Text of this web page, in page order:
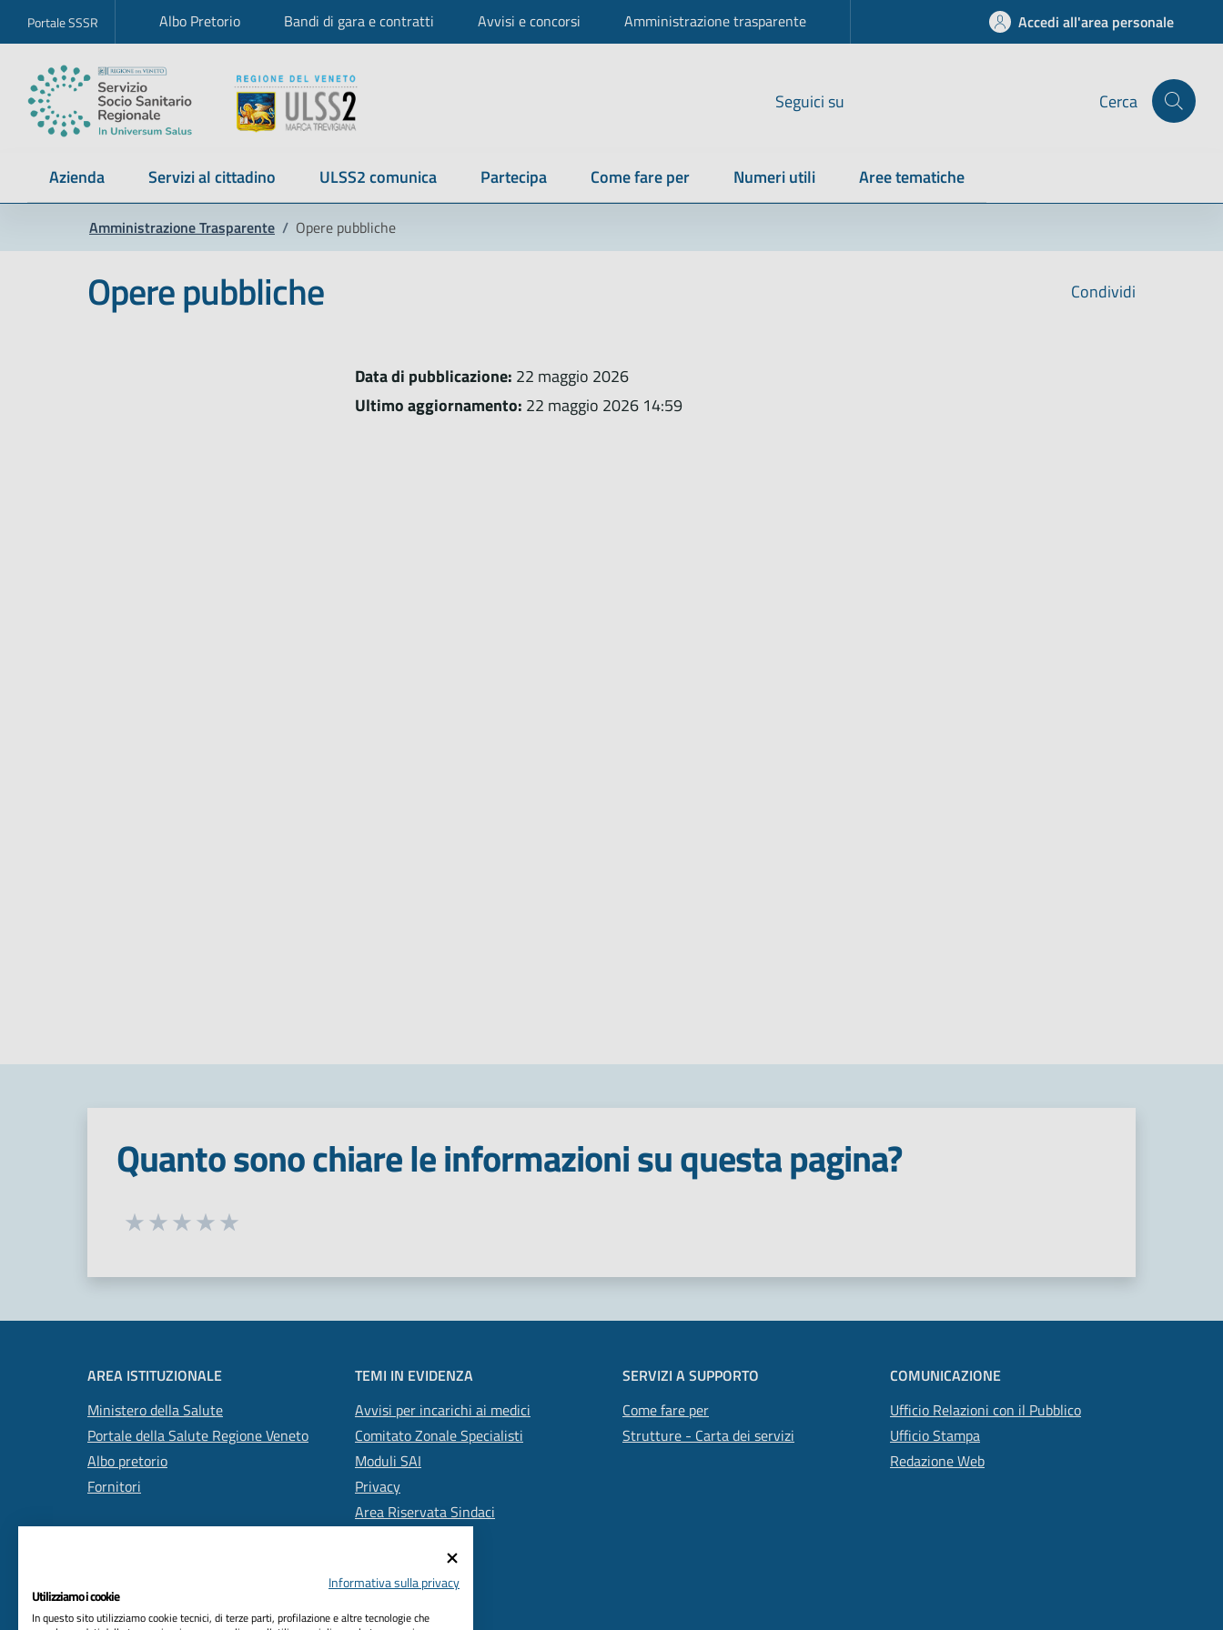
Portale SSSR Albo Pretorio Bandi di gara e contratti Avvisi e concorsi Amministrazione trasparente Accedi all'area personale
Seguici su Cerca
Azienda Servizi al cittadino ULSS2 comunica Partecipa Come fare per Numeri utili Aree tematiche
Amministrazione Trasparente / Opere pubbliche
Condividi
Opere pubbliche
Data di pubblicazione: 22 maggio 2026
Ultimo aggiornamento: 22 maggio 2026 14:59
Quanto sono chiare le informazioni su questa pagina?
Seleziona una valutazione da 1 a 5 stelle
AREA ISTITUZIONALE
Ministero della Salute
Portale della Salute Regione Veneto
Albo pretorio
Fornitori
TEMI IN EVIDENZA
Avvisi per incarichi ai medici
Comitato Zonale Specialisti
Moduli SAI
Privacy
Area Riservata Sindaci
SERVIZI A SUPPORTO
Come fare per
Strutture - Carta dei servizi
COMUNICAZIONE
Ufficio Relazioni con il Pubblico
Ufficio Stampa
Redazione Web
Informativa sulla privacy
Utilizziamo i cookie
In questo sito utilizziamo cookie tecnici, di terze parti, profilazione e altre tecnologie che